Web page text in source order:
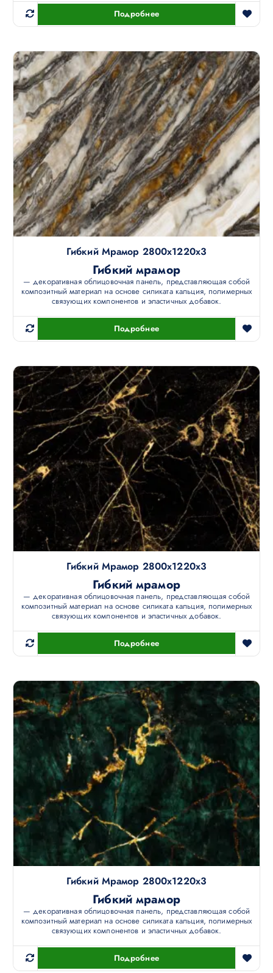
Подробнее
Гибкий Мрамор 2800х1220х3
Гибкий мрамор
— декоративная облицовочная панель, представляющая собой
композитный материал на основе силиката кальция, полимерных
связующих компонентов и эластичных добавок.
Подробнее
Гибкий Мрамор 2800х1220х3
Гибкий мрамор
— декоративная облицовочная панель, представляющая собой
композитный материал на основе силиката кальция, полимерных
связующих компонентов и эластичных добавок.
Подробнее
Гибкий Мрамор 2800х1220х3
Гибкий мрамор
— декоративная облицовочная панель, представляющая собой
композитный материал на основе силиката кальция, полимерных
связующих компонентов и эластичных добавок.
Подробнее